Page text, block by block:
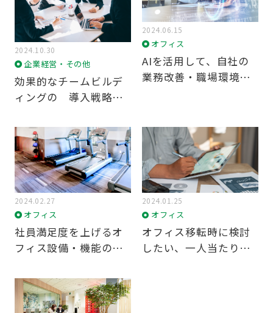
従業員満足度向上 コスト削減
リモートワーク 出社
ウェルビーイング 移転スケジュール
ハイブリッドワーク
企業ブランディング
リスクマネジメント
サステナビリティ 移転費用
BCP対策 環境認証
条件を適用
2024.10.30
企業経営・その他
効果的なチームビルデ
ィングの 導入戦略と
2024.06.15
オフィス
AIを活用して、自社の
業務改善・職場環境改
2024.02.27
オフィス
社員満足度を上げるオ
フィス設備・機能のヒ
2024.01.25
オフィス
オフィス移転時に検討
したい、一人当たり適